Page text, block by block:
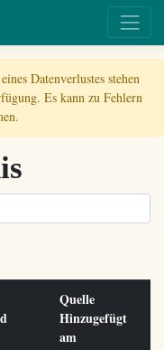
Datenverlustes stehen
Es kann zu Fehlern
Quelle
Hinzugefügt
am